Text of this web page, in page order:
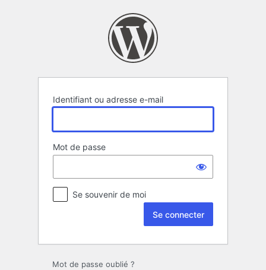
Identifiant ou adresse e-mail
Mot de passe
Se souvenir de moi
Mot de passe oublié ?